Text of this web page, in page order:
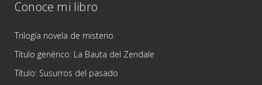
Conoce mi libro
Trilogía novela de misterio
Título genérico: La Bauta del Zendale
Título: Susurros del pasado